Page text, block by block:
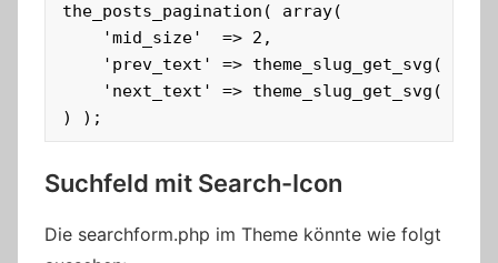
the_posts_pagination( array(
) );
Suchfeld mit Search-Icon
Die searchform.php im Theme könnte wie folgt